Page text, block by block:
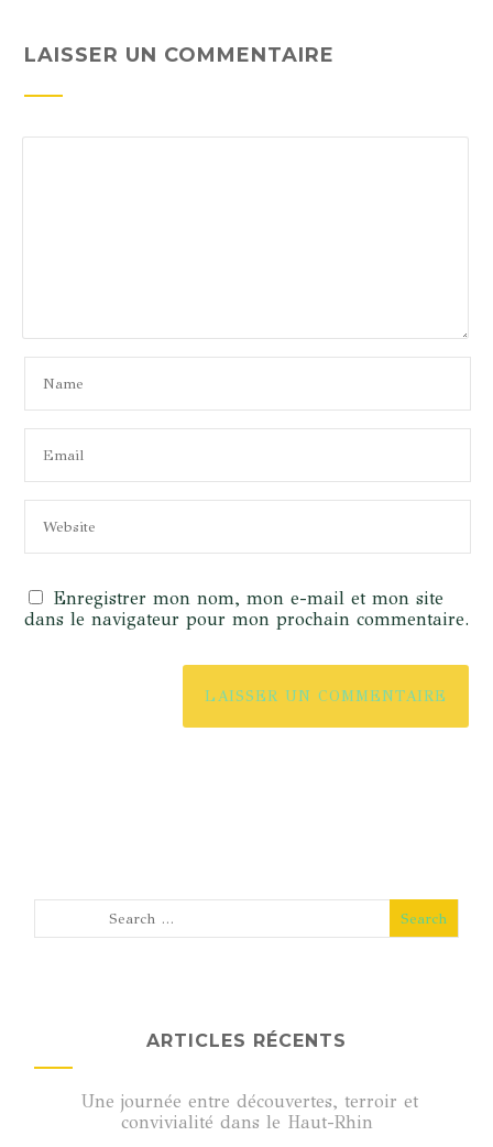
LAISSER UN COMMENTAIRE
Enregistrer mon nom, mon e-mail et mon site
dans le navigateur pour mon prochain commentaire.
ARTICLES RÉCENTS
Une journée entre découvertes, terroir et
convivialité dans le Haut-Rhin